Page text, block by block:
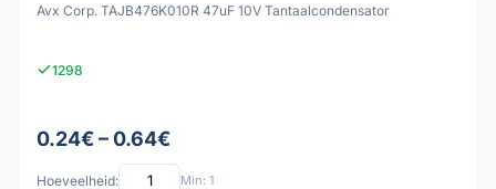
Avx Corp. TAJB476K010R 47uF 10V Tantaalcondensator
1298
0.24€ – 0.64€
Hoeveelheid: Min: 1